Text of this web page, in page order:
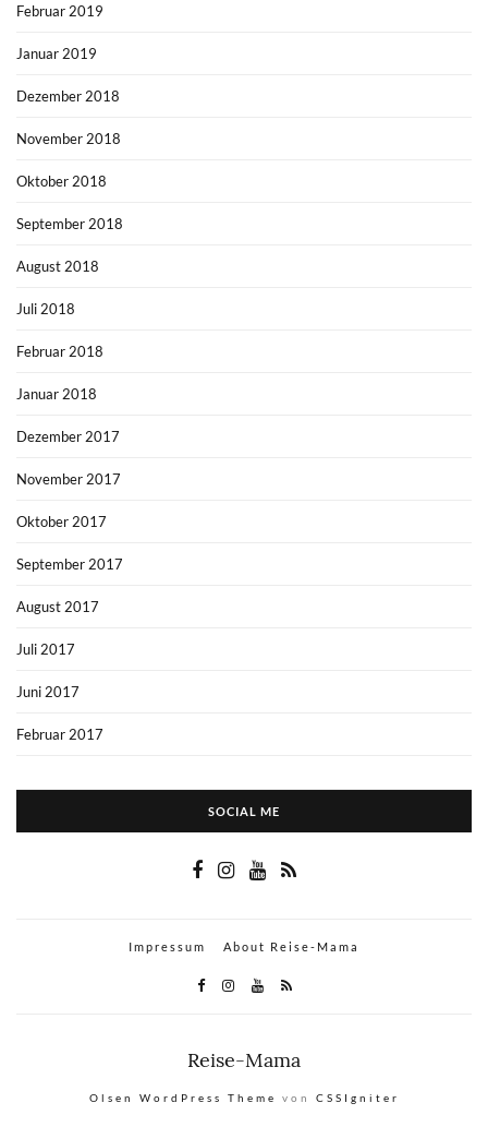
Februar 2019
Januar 2019
Dezember 2018
November 2018
Oktober 2018
September 2018
August 2018
Juli 2018
Februar 2018
Januar 2018
Dezember 2017
November 2017
Oktober 2017
September 2017
August 2017
Juli 2017
Juni 2017
Februar 2017
SOCIAL ME
Impressum About Reise-Mama
Reise-Mama
Olsen WordPress Theme von CSSIgniter